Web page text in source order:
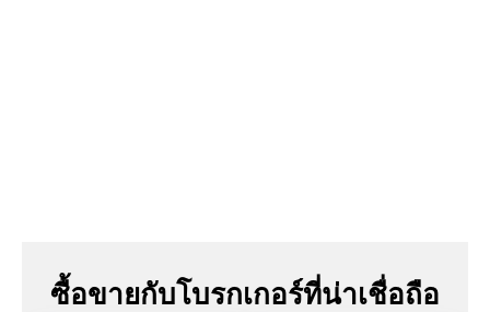
ซื้อขายกับโบรกเกอร์ที่น่าเชื่อถือ